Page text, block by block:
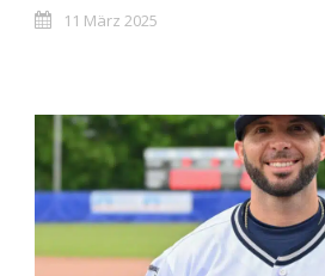
11 März 2025